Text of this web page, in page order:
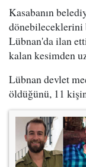
Kasabanın
Lübnan'da ilan
kalan kesimden
Lübnan devlet
öldüğünü, 11